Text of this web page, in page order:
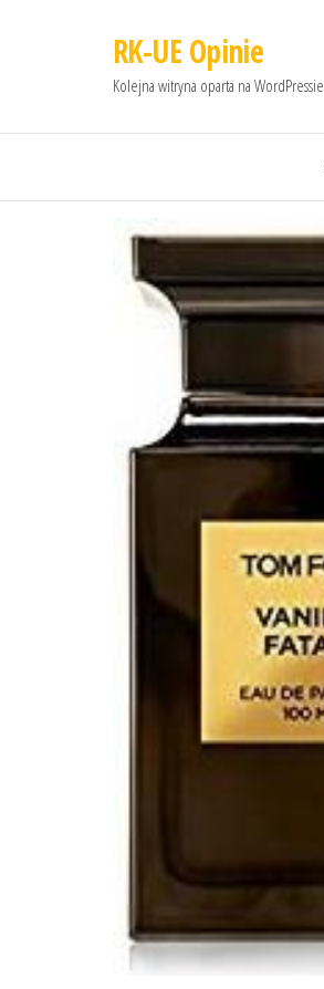
RK-UE Opinie
Kolejna witryna oparta na WordPressie